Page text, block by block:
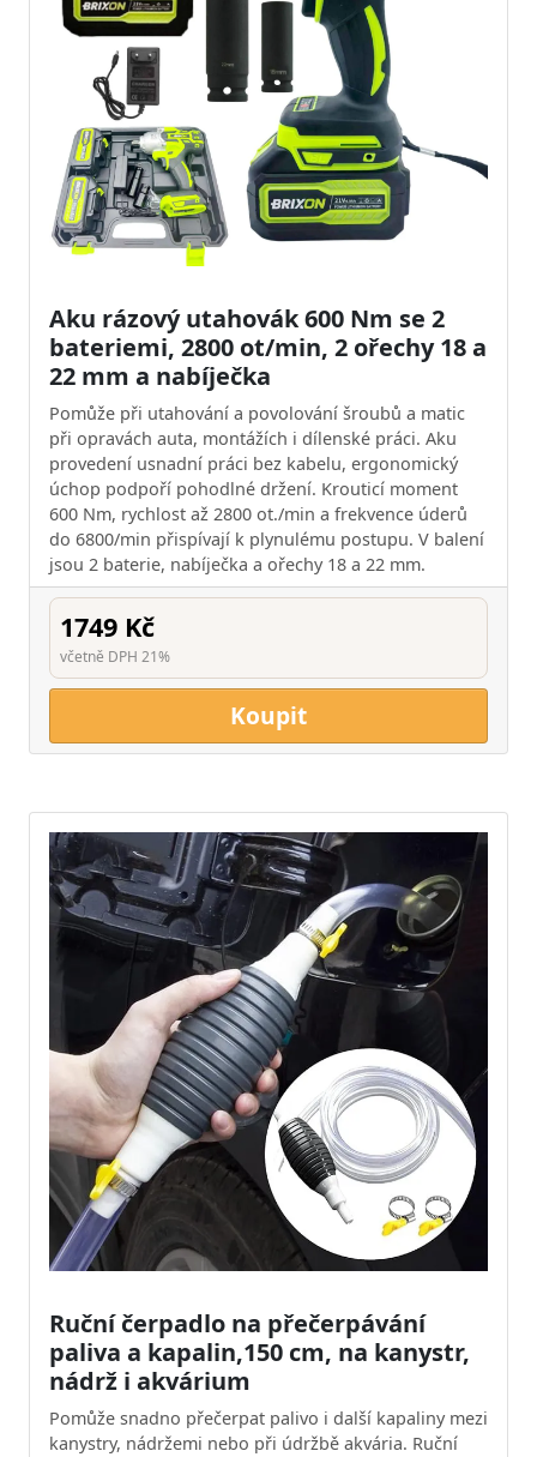
Aku rázový utahovák 600 Nm se 2
bateriemi, 2800 ot/min, 2 ořechy 18 a
22 mm a nabíječka
Pomůže při utahování a povolování šroubů a matic
při opravách auta, montážích i dílenské práci. Aku
provedení usnadní práci bez kabelu, ergonomický
úchop podpoří pohodlné držení. Krouticí moment
600 Nm, rychlost až 2800 ot./min a frekvence úderů
do 6800/min přispívají k plynulému postupu. V balení
jsou 2 baterie, nabíječka a ořechy 18 a 22 mm.
1749 Kč
včetně DPH 21%
Koupit
Ruční čerpadlo na přečerpávání
paliva a kapalin,150 cm, na kanystr,
nádrž i akvárium
Pomůže snadno přečerpat palivo i další kapaliny mezi
kanystry, nádržemi nebo při údržbě akvária. Ruční